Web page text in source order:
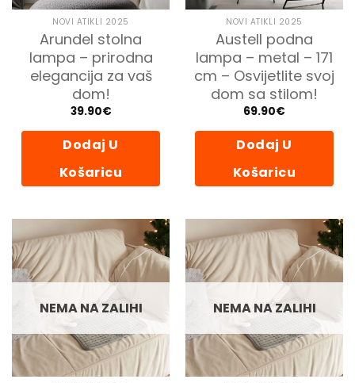
NOVI ATIKLI 2025
Arundel stolna
lampa – prirodna
elegancija za vaš
dom!
39.90€
Dodaj U
Košaricu
NOVI ATIKLI 2025
Austell podna
lampa – metal – 171
cm – Osvijetlite svoj
dom sa stilom!
69.90€
Dodaj U
Košaricu
NEMA NA ZALIHI NEMA NA ZALIHI